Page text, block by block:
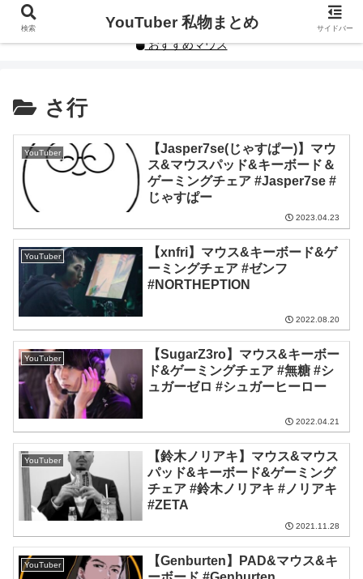
YouTuberや人気インフルエンサーの私物まとめです。
おすすめマウス
さ行
YouTuber
【Jasper7se(じゃすぱー)】マウ
ス&マウスパッド&キーボード＆
ゲーミングチェア #Jasper7se #
じゃすぱー
2023.04.23
YouTuber
【xnfri】マウス&キーボード&ゲ
ーミングチェア #ゼンフ
#NORTHEPTION
2022.08.20
YouTuber
【SugarZ3ro】マウス&キーボー
ド&ゲーミングチェア #無糖 #シ
ュガーゼロ #シュガーヒーロー
2022.04.21
YouTuber
【鈴木ノリアキ】マウス&マウス
パッド&キーボード&ゲーミング
チェア #鈴木ノリアキ #ノリアキ
#ZETA
2021.11.28
YouTuber
【Genburten】PAD&マウス&キ
検索 YouTuber 私物まとめ サイドバー